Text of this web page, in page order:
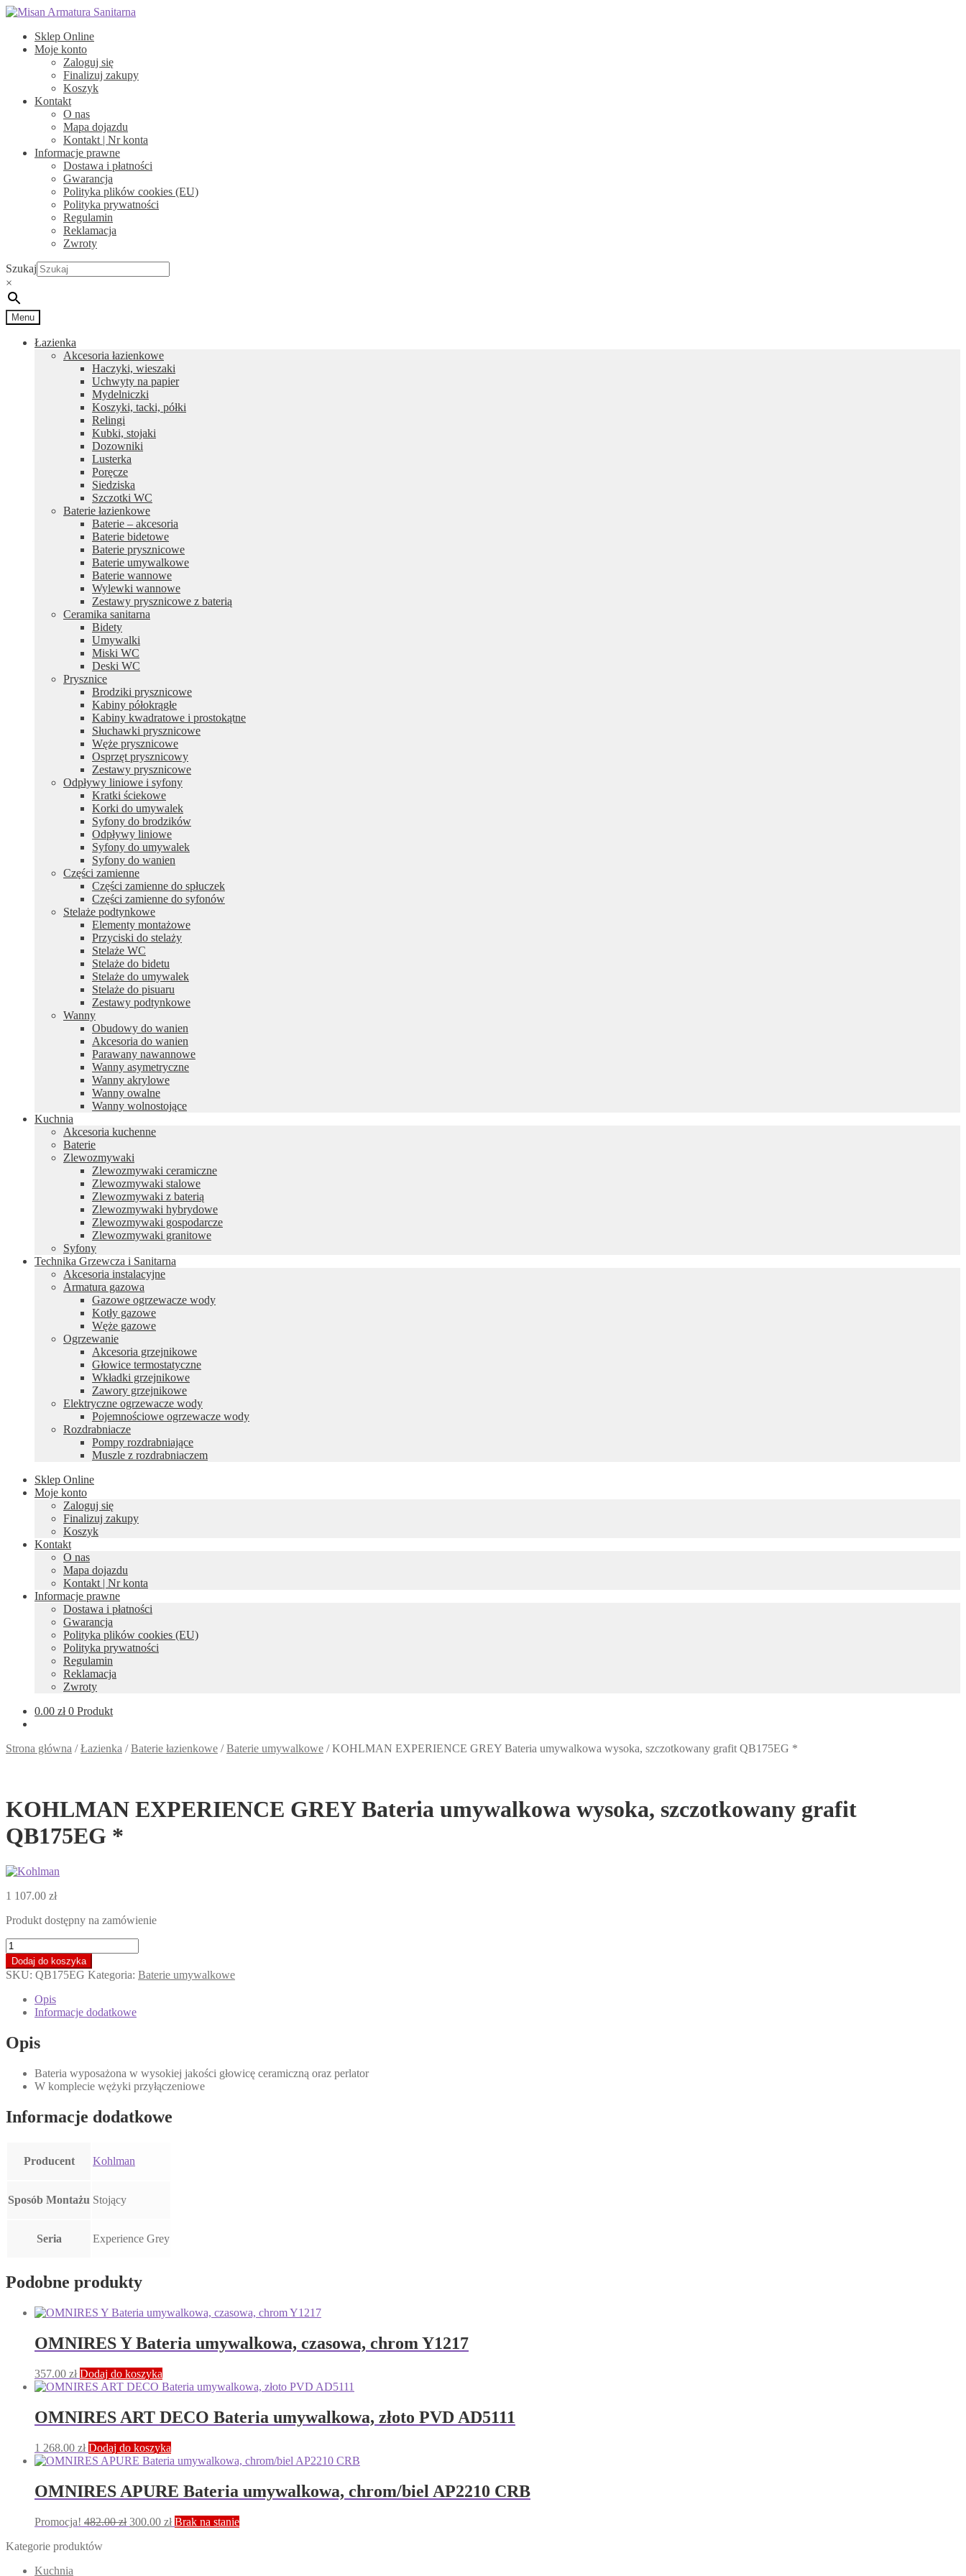
Przejdź
nawigacji
Przejdź
treści
Sklep Online
Moje konto
Zaloguj się
Finalizuj zakupy
Koszyk
Kontakt
O nas
Mapa dojazdu
Kontakt | Nr konta
Informacje prawne
Dostawa i płatności
Gwarancja
Polityka plików cookies (EU)
Polityka prywatności
Regulamin
Reklamacja
Zwroty
Szukaj
×
Menu
Łazienka
Akcesoria łazienkowe
Haczyki, wieszaki
Uchwyty na papier
Mydelniczki
Koszyki, tacki, półki
Relingi
Kubki, stojaki
Dozowniki
Lusterka
Poręcze
Siedziska
Szczotki WC
Baterie łazienkowe
Baterie – akcesoria
Baterie bidetowe
Baterie prysznicowe
Baterie umywalkowe
Baterie wannowe
Wylewki wannowe
Zestawy prysznicowe z baterią
Ceramika sanitarna
Bidety
Umywalki
Miski WC
Deski WC
Prysznice
Brodziki prysznicowe
Kabiny półokrągłe
Kabiny kwadratowe i prostokątne
Słuchawki prysznicowe
Węże prysznicowe
Osprzęt prysznicowy
Zestawy prysznicowe
Odpływy liniowe i syfony
Kratki ściekowe
Korki do umywalek
Syfony do brodzików
Odpływy liniowe
Syfony do umywalek
Syfony do wanien
Części zamienne
Części zamienne do spłuczek
Części zamienne do syfonów
Stelaże podtynkowe
Elementy montażowe
Przyciski do stelaży
Stelaże WC
Stelaże do bidetu
Stelaże do umywalek
Stelaże do pisuaru
Zestawy podtynkowe
Wanny
Obudowy do wanien
Akcesoria do wanien
Parawany nawannowe
Wanny asymetryczne
Wanny akrylowe
Wanny owalne
Wanny wolnostojące
Kuchnia
Akcesoria kuchenne
Baterie
Zlewozmywaki
Zlewozmywaki ceramiczne
Zlewozmywaki stalowe
Zlewozmywaki z baterią
Zlewozmywaki hybrydowe
Zlewozmywaki gospodarcze
Zlewozmywaki granitowe
Syfony
Technika Grzewcza i Sanitarna
Akcesoria instalacyjne
Armatura gazowa
Gazowe ogrzewacze wody
Kotły gazowe
Węże gazowe
Ogrzewanie
Akcesoria grzejnikowe
Głowice termostatyczne
Wkładki grzejnikowe
Zawory grzejnikowe
Elektryczne ogrzewacze wody
Pojemnościowe ogrzewacze wody
Rozdrabniacze
Pompy rozdrabniające
Muszle z rozdrabniaczem
Sklep Online
Moje konto
Zaloguj się
Finalizuj zakupy
Koszyk
Kontakt
O nas
Mapa dojazdu
Kontakt | Nr konta
Informacje prawne
Dostawa i płatności
Gwarancja
Polityka plików cookies (EU)
Polityka prywatności
Regulamin
Reklamacja
Zwroty
0.00 zł 0 Produkt
Strona główna /Łazienka /Baterie łazienkowe /Baterie umywalkowe /KOHLMAN EXPERIENCE GREY Bateria umywalkowa wysoka, szczotkowany grafit QB175EG *
KOHLMAN EXPERIENCE GREY Bateria umywalkowa wysoka, szczotkowany grafit
QB175EG *
1 107.00 zł
Produkt dostępny na zamówienie
ilość
KOHLMAN
EXPERIENCE
GREY
Bateria
umywalkowa
wysoka,
szczotkowany
grafit
Dodaj do koszyka
SKU: QB175EG Kategoria: Baterie umywalkowe
Opis
Informacje dodatkowe
Opis
Bateria wyposażona w wysokiej jakości głowicę ceramiczną oraz perlator
W komplecie wężyki przyłączeniowe
Informacje dodatkowe
Producent Kohlman
Sposób Montażu Stojący
Seria Experience Grey
Podobne produkty
OMNIRES Y Bateria umywalkowa, czasowa, chrom Y1217
357.00 zł Dodaj do koszyka
OMNIRES ART DECO Bateria umywalkowa, złoto PVD AD5111
1 268.00 zł Dodaj do koszyka
OMNIRES APURE Bateria umywalkowa, chrom/biel AP2210 CRB
Promocja! 482.00zł Pierwotna
300.00 złAktualna
Brak na stanie
Kategorie produktów
Kuchnia